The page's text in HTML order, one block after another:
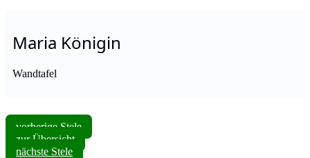
Maria Königin
Wandtafel
vorherige Stele
zur Übersicht
nächste Stele